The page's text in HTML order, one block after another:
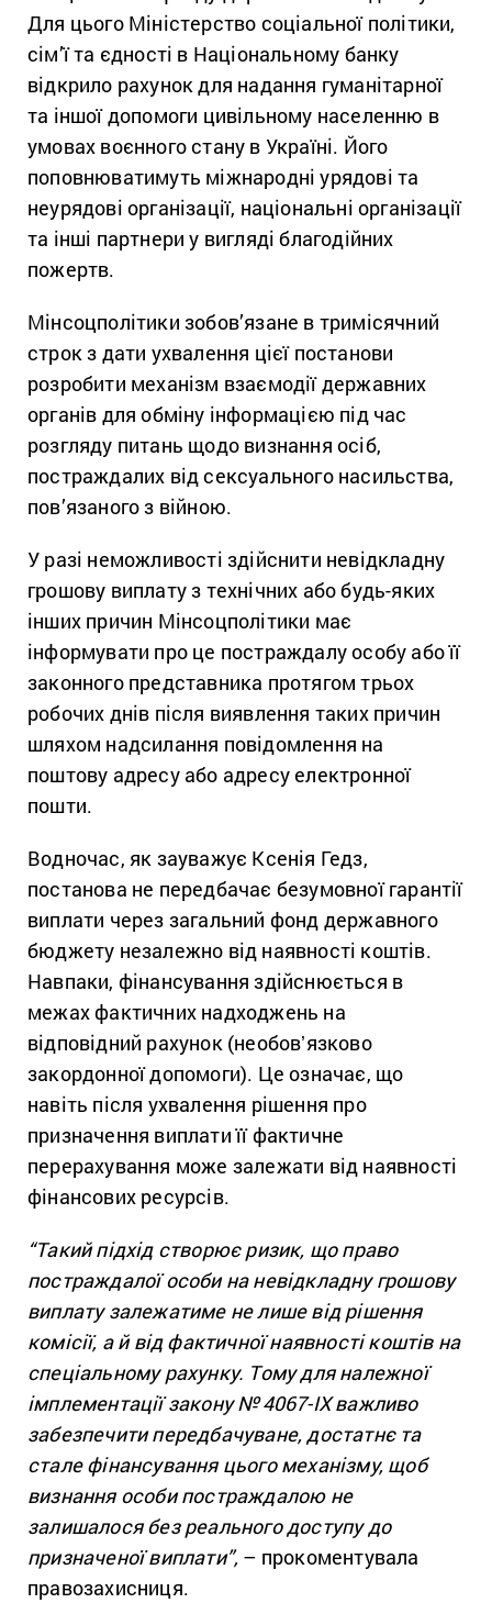
Для цього Міністерство соціальної політики,
сім’ї та єдності в Національному банку
відкрило рахунок для надання гуманітарної
та іншої допомоги цивільному населенню в
умовах воєнного стану в Україні. Його
поповнюватимуть міжнародні урядові та
неурядові організації, національні організації
та інші партнери у вигляді благодійних
пожертв.
Мінсоцполітики зобов’язане в тримісячний
строк з дати ухвалення цієї постанови
розробити механізм взаємодії державних
органів для обміну інформацією під час
розгляду питань щодо визнання осіб,
постраждалих від сексуального насильства,
пов’язаного з війною.
У разі неможливості здійснити невідкладну
грошову виплату з технічних або будь-яких
інших причин Мінсоцполітики має
інформувати про це постраждалу особу або її
законного представника протягом трьох
робочих днів після виявлення таких причин
шляхом надсилання повідомлення на
поштову адресу або адресу електронної
пошти.
Водночас, як зауважує Ксенія Гедз,
постанова не передбачає безумовної гарантії
виплати через загальний фонд державного
бюджету незалежно від наявності коштів.
Навпаки, фінансування здійснюється в
межах фактичних надходжень на
відповідний рахунок (необовʼязково
закордонної допомоги). Це означає, що
навіть після ухвалення рішення про
призначення виплати її фактичне
перерахування може залежати від наявності
фінансових ресурсів.
“Такий підхід створює ризик, що право
постраждалої особи на невідкладну грошову
виплату залежатиме не лише від рішення
комісії, а й від фактичної наявності коштів на
спеціальному рахунку. Тому для належної
імплементації закону № 4067-IX важливо
забезпечити передбачуване, достатнє та
стале фінансування цього механізму, щоб
визнання особи постраждалою не
залишалося без реального доступу до
призначеної виплати”, – прокоментувала
правозахисниця.